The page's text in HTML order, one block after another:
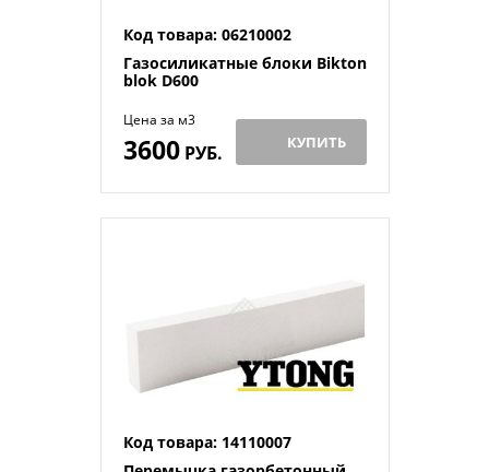
Код товара: 06210002
Газосиликатные блоки Bikton
blok D600
Цена за м3
3600РУБ. КУПИТЬ
Код товара: 14110007